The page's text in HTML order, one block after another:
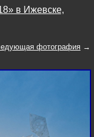
в Ижевске,
фотография →